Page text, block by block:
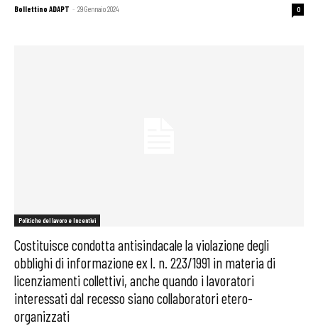
Bollettino ADAPT - 29 Gennaio 2024 0
Politiche del lavoro e Incentivi
Costituisce condotta antisindacale la violazione degli
obblighi di informazione ex l. n. 223/1991 in materia di
licenziamenti collettivi, anche quando i lavoratori
interessati dal recesso siano collaboratori etero-
organizzati